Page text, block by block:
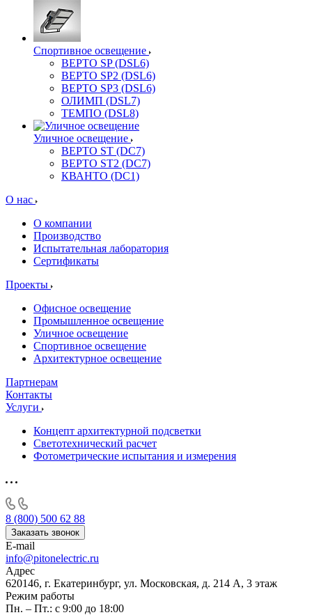
Спортивное освещение
ВЕРТО SP (DSL6)
ВЕРТО SP2 (DSL6)
ВЕРТО SP3 (DSL6)
ОЛИМП (DSL7)
ТЕМПО (DSL8)
Уличное освещение
ВЕРТО ST (DC7)
ВЕРТО ST2 (DC7)
КВАНТО (DC1)
О нас
О компании
Производство
Испытательная лаборатория
Сертификаты
Проекты
Офисное освещение
Промышленное освещение
Уличное освещение
Спортивное освещение
Архитектурное освещение
Партнерам
Контакты
Услуги
Концепт архитектурной подсветки
Светотехнический расчет
Фотометрические испытания и измерения
8 (800) 500 62 88
Заказать звонок
E-mail
info@pitonelectric.ru
Адрес
620146, г. Екатеринбург, ул. Московская, д. 214 А, 3 этаж
Режим работы
Пн. – Пт.: с 9:00 до 18:00